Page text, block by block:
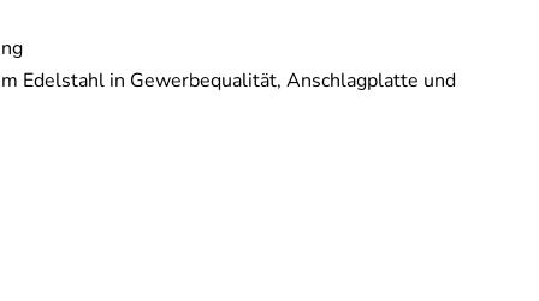
Edelstahl in Gewerbequalität, Anschlagplatte und